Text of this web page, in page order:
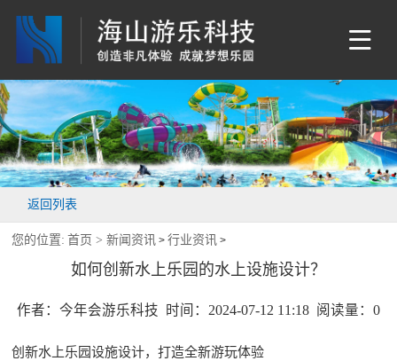
返回列表
您的位置: 首页 >新闻资讯 >行业资讯 >
如何创新水上乐园的水上设施设计？
作者：今年会游乐科技 时间：2024-07-12 11:18 阅读量： 0
创新水上乐园设施设计，打造全新游玩体验